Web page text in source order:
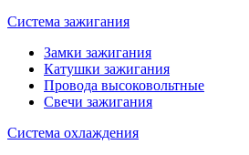
Система зажигания
Замки зажигания
Катушки зажигания
Провода высоковольтные
Свечи зажигания
Система охлаждения